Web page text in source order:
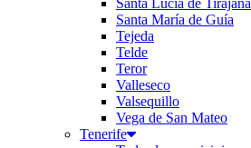
Santa María de Guía
Tejeda
Telde
Teror
Valleseco
Valsequillo
Vega de San Mateo
Tenerife